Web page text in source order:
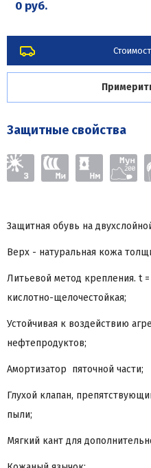
0 руб.
Защитные свойства
Защитная обувь на
Верх - натуральная кожа
Литьевой метод крепления. t
кислотно-щелочестойкая;
Устойчивая к воздействию
нефтепродуктов;
Амортизатор пяточной части;
Глухой клапан,
пыли;
Мягкий кант для